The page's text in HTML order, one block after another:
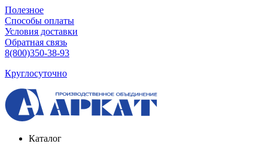
Полезное
Способы оплаты
Условия доставки
Обратная связь
8(800)350-38-93
Круглосуточно
Каталог